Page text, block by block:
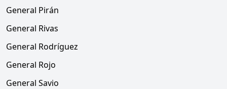
General Pirán
General Rivas
General Rodríguez
General Rojo
General Savio